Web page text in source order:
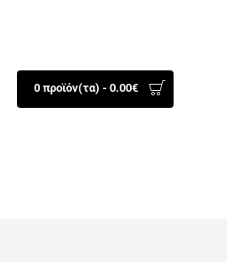
0 προϊόν(τα) - 0.00€